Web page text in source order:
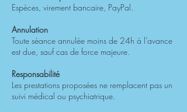
Espèces, virement bancaire, PayPal.
Annulation
Toute séance annulée moins de 24h à l’avance
est due, sauf cas de force majeure.
Responsabilité
Les prestations proposées ne remplacent pas un
suivi médical ou psychiatrique.